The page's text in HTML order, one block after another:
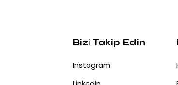
Bizi Takip Edin
Instagram